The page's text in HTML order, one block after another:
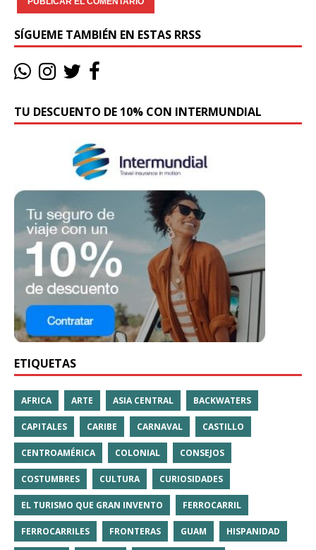
SÍGUEME TAMBIÉN EN ESTAS RRSS
TU DESCUENTO DE 10% CON INTERMUNDIAL
ETIQUETAS
AFRICA ARTE ASIA CENTRAL BACKWATERS
CAPITALES CARIBE CARNAVAL CASTILLO
CENTROAMÉRICA COLONIAL CONSEJOS
COSTUMBRES CULTURA CURIOSIDADES
EL TURISMO QUE GRAN INVENTO FERROCARRIL
FERROCARRILES FRONTERAS GUAM HISPANIDAD